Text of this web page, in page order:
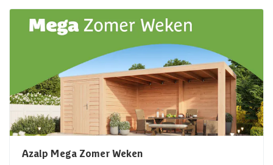
Azalp Mega Zomer Weken